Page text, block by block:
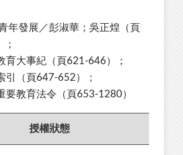
年發展／彭淑華；吳正煌（頁
大事紀（頁621-646）；
（頁647-652）；
教育法令（頁653-1280）
授權狀態